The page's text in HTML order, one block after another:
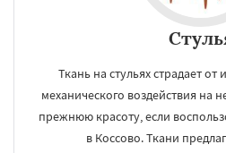
Ткань на стульях страдает от
механического воздействия на
прежнюю красоту, если
в Коссово. Ткани